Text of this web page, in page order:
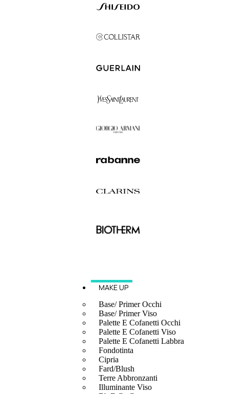
MAKE UP
Base/ Primer Occhi
Base/ Primer Viso
Palette E Cofanetti Occhi
Palette E Cofanetti Viso
Palette E Cofanetti Labbra
Fondotinta
Cipria
Fard/Blush
Terre Abbronzanti
Illuminante Viso